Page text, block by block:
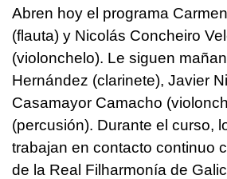
Abren hoy el programa
(flauta) y Nicolás Concheiro
(violonchelo). Le siguen
Hernández (clarinete), Javier
Casamayor Camacho
(percusión). Durante el curso,
trabajan en contacto continuo
de la Real Filharmonía de